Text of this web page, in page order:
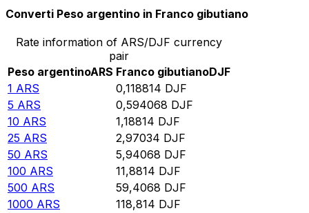
Converti Peso argentino in Franco gibutiano
Rate information of ARS/DJF currency
pair
Peso argentinoARS Franco gibutianoDJF
1 ARS 0,118814 DJF
5 ARS 0,594068 DJF
10 ARS 1,18814 DJF
25 ARS 2,97034 DJF
50 ARS 5,94068 DJF
100 ARS 11,8814 DJF
500 ARS 59,4068 DJF
1000 ARS 118,814 DJF